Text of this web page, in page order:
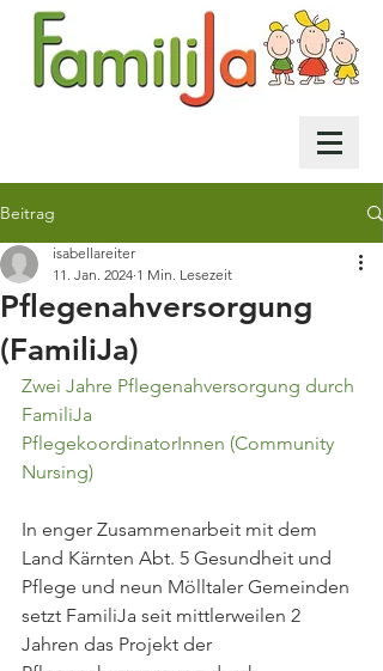
Beitrag
Pflegenahversorgung
(FamiliJa)
isabellareiter
11. Jan. 2024 1 Min. Lesezeit
Zwei Jahre Pflegenahversorgung durch
FamiliJa
PflegekoordinatorInnen (Community
Nursing)
In enger Zusammenarbeit mit dem
Land Kärnten Abt. 5 Gesundheit und
Pflege und neun Mölltaler Gemeinden
setzt FamiliJa seit mittlerweilen 2
Jahren das Projekt der